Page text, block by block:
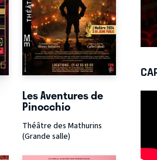
Les Aventures de
Pinocchio
Théâtre des Mathurins
(Grande salle)